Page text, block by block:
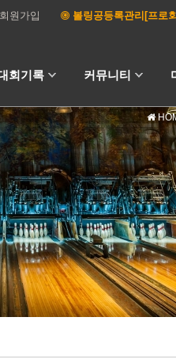
볼링공등록관리[프로
원가입
회기록 커뮤니티